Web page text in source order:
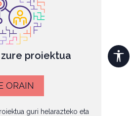
proiektua
ORAIN
guri helarazteko eta